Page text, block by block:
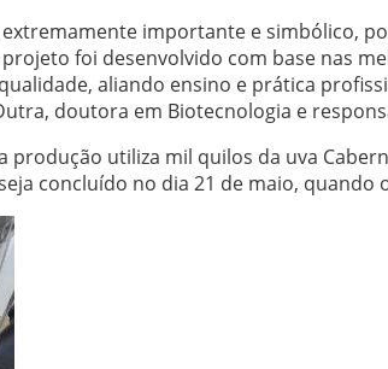
importante e simbólico,
foi desenvolvido com base nas
aliando ensino e prática
doutora em Biotecnologia e
produção utiliza mil quilos da uva
concluído no dia 21 de maio, quando